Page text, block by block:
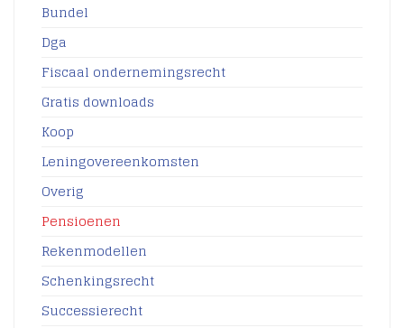
Bundel
Dga
Fiscaal ondernemingsrecht
Gratis downloads
Koop
Leningovereenkomsten
Overig
Pensioenen
Rekenmodellen
Schenkingsrecht
Successierecht